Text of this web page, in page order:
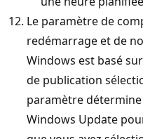
Le paramètre de
redémarrage et de
Windows est basé
de publication
paramètre
Windows Update